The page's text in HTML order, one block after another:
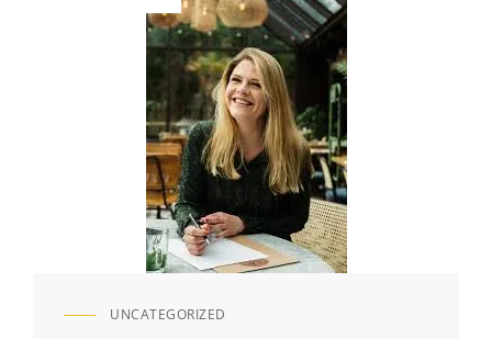
BERG
FOTOGRAFIE:
VANG
JOUW
MOMENTEN
IN
TIJDLOZE
BEELDEN
CAT
UNCATEGORIZED